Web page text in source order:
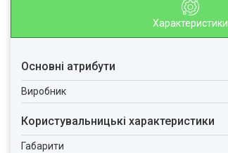
Характеристики
Основні атрибути
Виробник
Користувальницькі характеристики
Габарити